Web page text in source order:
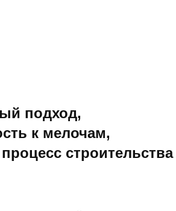
подход,
к мелочам,
строительства